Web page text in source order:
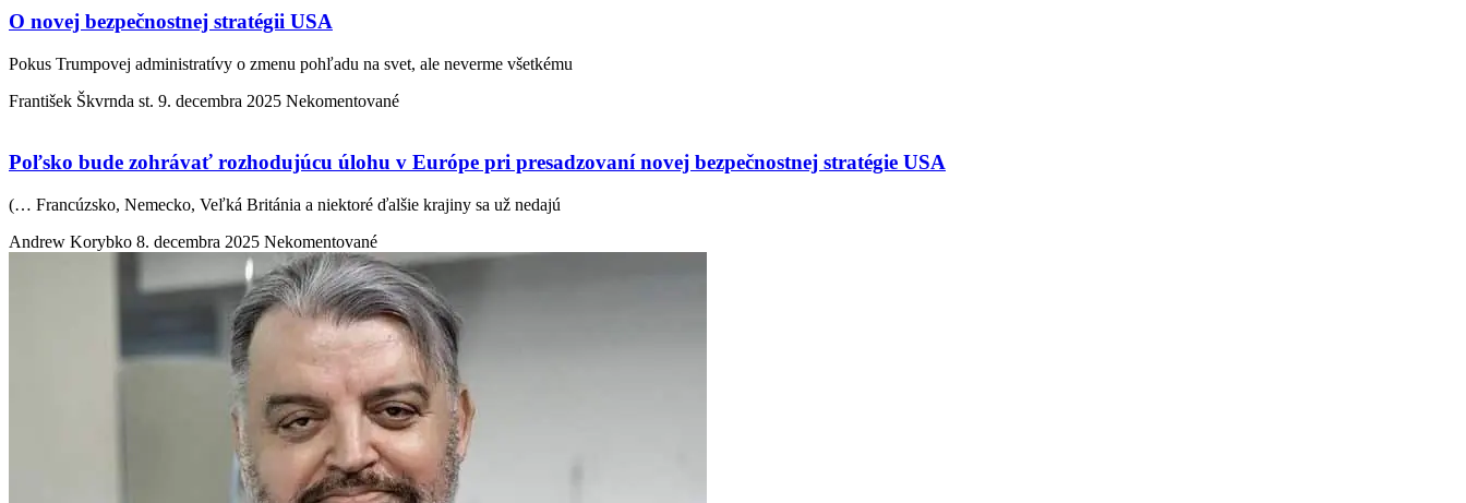
O novej bezpečnostnej stratégii USA
Pokus Trumpovej administratívy o zmenu pohľadu na svet, ale neverme všetkému
František Škvrnda st. 9. decembra 2025 Nekomentované
Poľsko bude zohrávať rozhodujúcu úlohu v Európe pri presadzovaní novej bezpečnostnej stratégie USA
(… Francúzsko, Nemecko, Veľká Británia a niektoré ďalšie krajiny sa už nedajú
Andrew Korybko 8. decembra 2025 Nekomentované